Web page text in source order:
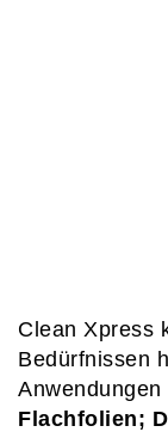
Clean Xpress
Bedürfnissen
Anwendungen
Flachfolien;